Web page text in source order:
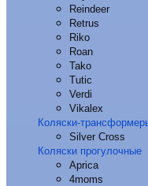
Reindeer
Retrus
Riko
Roan
Tako
Tutic
Verdi
Vikalex
Коляски-
Silver Cross
Коляски прогулочные
Aprica
4moms